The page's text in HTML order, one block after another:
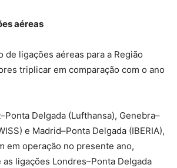
aéreas
de ligações aéreas para a Região
triplicar em comparação com o ano
Delgada (Lufthansa), Genebra–
e Madrid–Ponta Delgada (IBERIA),
em operação no presente ano,
ligações Londres–Ponta Delgada